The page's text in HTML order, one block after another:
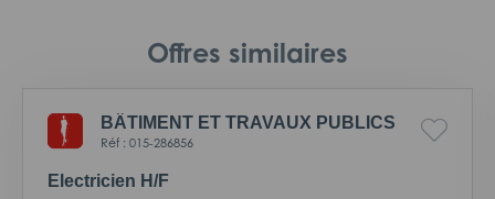
Offres similaires
BÂTIMENT ET TRAVAUX PUBLICS
Réf : 015-286856
Electricien H/F